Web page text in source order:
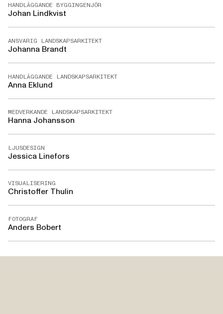
HANDLÄGGANDE BYGGINGENJÖR
Johan Lindkvist
ANSVARIG LANDSKAPSARKITEKT
Johanna Brandt
HANDLÄGGANDE LANDSKAPSARKITEKT
Anna Eklund
MEDVERKANDE LANDSKAPSARKITEKT
Hanna Johansson
LJUSDESIGN
Jessica Linefors
VISUALISERING
Christoffer Thulin
FOTOGRAF
Anders Bobert